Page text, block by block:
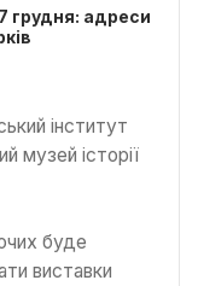
грудня: адреси
інститут
музей історії
буде
виставки